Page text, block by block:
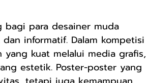
bagi para desainer muda
informatif. Dalam kompetisi
kuat melalui media grafis,
estetik. Poster-poster yang